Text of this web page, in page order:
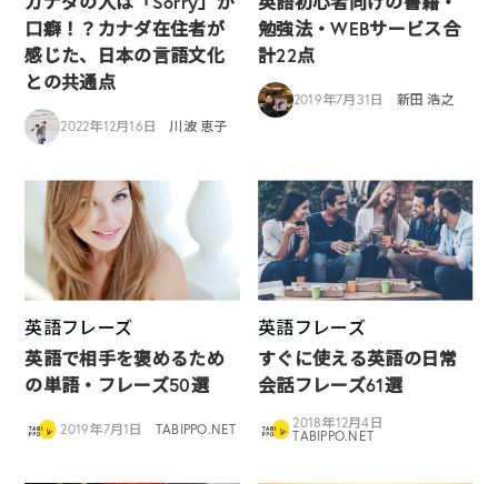
口癖！？カナダ在住者が
感じた、日本の言語文化
との共通点
2022年12月16日 川波 恵子
勉強法・WEBサービス合
計22点
2019年7月31日 新田 浩之
英語フレーズ
英語で相手を褒めるため
の単語・フレーズ50選
2019年7月1日 TABIPPO.NET
英語フレーズ
すぐに使える英語の日常
会話フレーズ61選
2018年12月4日
TABIPPO.NET